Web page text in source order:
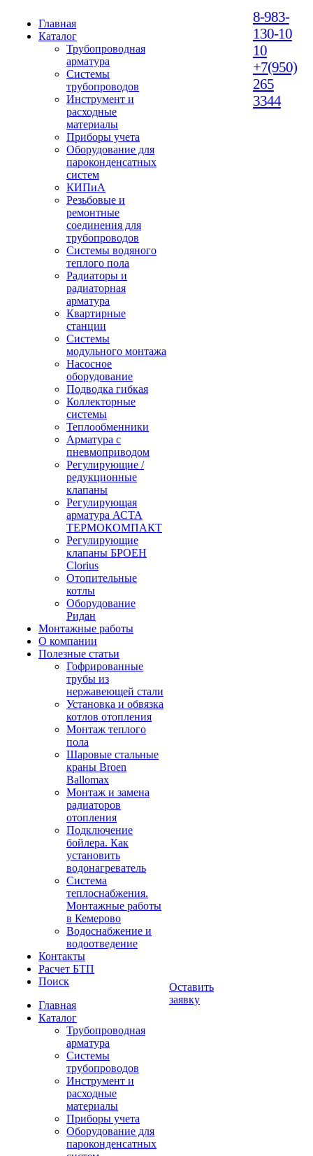
Главная
Каталог
Трубопроводная
арматура
Системы
трубопроводов
Инструмент и
расходные
материалы
Приборы учета
Оборудование для
пароконденсатных
систем
КИПиА
Резьбовые и
ремонтные
соединения для
трубопроводов
Системы водяного
теплого пола
Радиаторы и
радиаторная
арматура
Квартирные
станции
Системы
модульного монтажа
Насосное
оборудование
Подводка гибкая
Коллекторные
системы
Теплообменники
Арматура с
пневмоприводом
Регулирующие /
редукционные
клапаны
Регулирующая
арматура АСТА
ТЕРМОКОМПАКТ
Регулирующие
клапаны БРОЕН
Clorius
Отопительные
котлы
Оборудование
Ридан
Монтажные работы
О компании
Полезные статьи
Гофрированные
трубы из
нержавеющей стали
Установка и обвязка
котлов отопления
Монтаж теплого
пола
Шаровые стальные
краны Broen
Ballomax
Монтаж и замена
радиаторов
отопления
Подключение
бойлера. Как
установить
водонагреватель
Система
теплоснабжения.
Монтажные работы
в Кемерово
Водоснабжение и
водоотведение
Контакты
Расчет БТП
Поиск
Главная
Каталог
Трубопроводная
арматура
Системы
трубопроводов
Инструмент и
расходные
материалы
Приборы учета
Оборудование для
пароконденсатных
Оставить
заявку
8-983-
130-10
10
+7(950)
265
3344